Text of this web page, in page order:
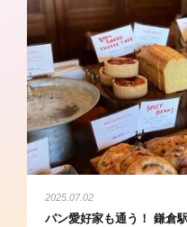
2025.07.02
パン愛好家も通う！ 鎌倉